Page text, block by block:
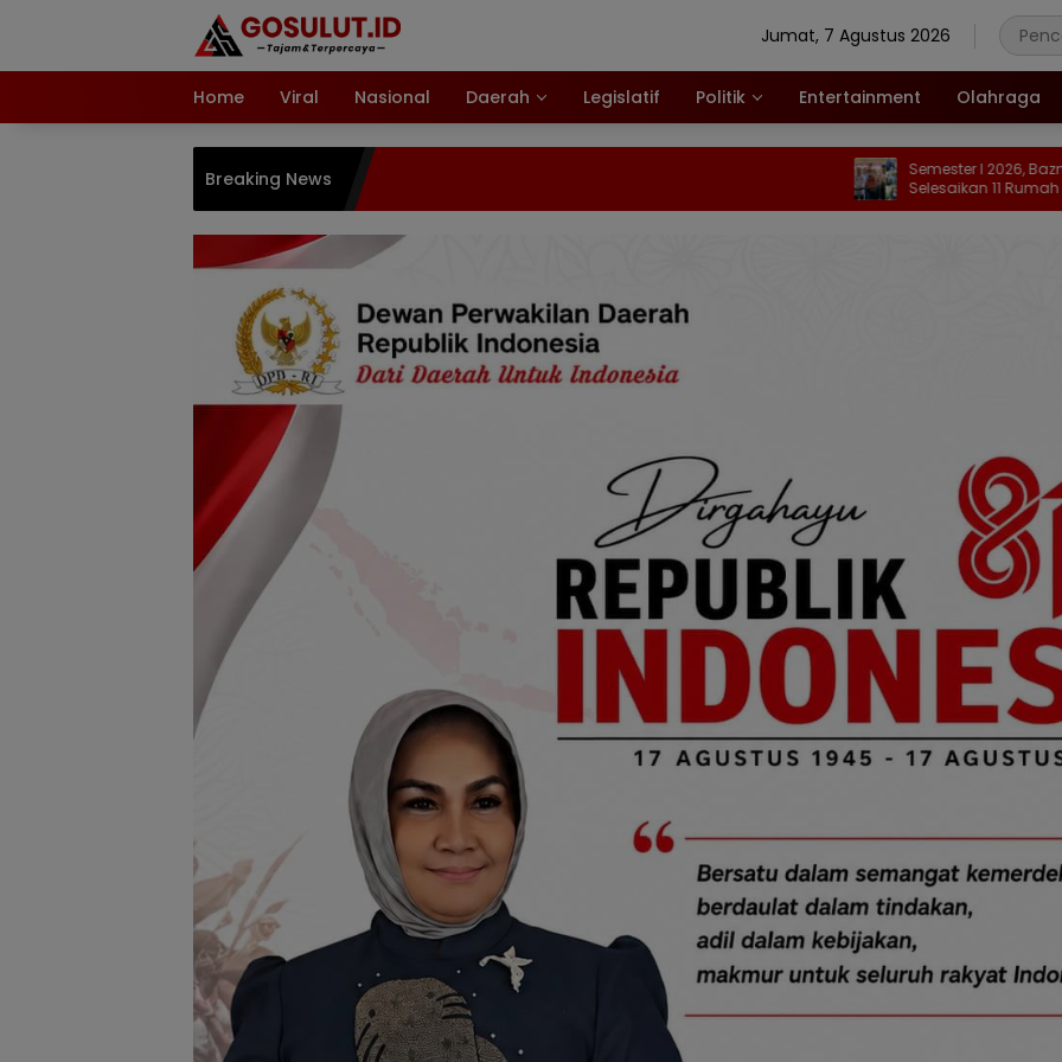
Jumat, 7 Agustus 2026
Home Viral Nasional Daerah Legislatif Politik Entertainment Olahraga
Breaking News
Semester I 2026, Baznas Kabgor
Selesaikan 11 Rumah untuk Warga
Kurang Mampu